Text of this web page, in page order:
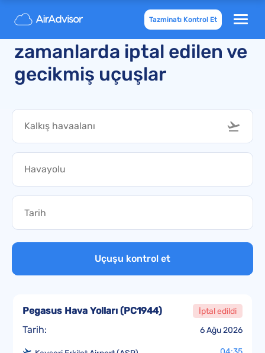
Tazminatı Kontrol Et
Kıbrıs'a/dan son
zamanlarda iptal edilen ve
gecikmiş uçuşlar
Uçuşu kontrol et
Tarih: 6 Ağu 2026
Pegasus Hava Yolları (PC1944) İptal edildi